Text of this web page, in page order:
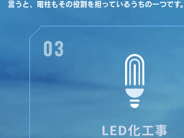
言うと、電柱もその役割を担っているうちの一つです。